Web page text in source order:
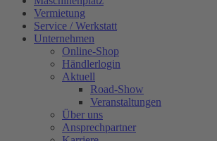
Vermietung
Service / Werkstatt
Unternehmen
Online-Shop
Händlerlogin
Aktuell
Road-Show
Veranstaltungen
Über uns
Ansprechpartner